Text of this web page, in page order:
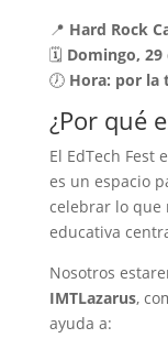
📍 Hard Rock
🗓️ Domingo,
🕖 Hora: por la
¿Por qué
El EdTech
es un espacio
celebrar lo que
educativa
Nosotros
IMTLazarus,
ayuda a: